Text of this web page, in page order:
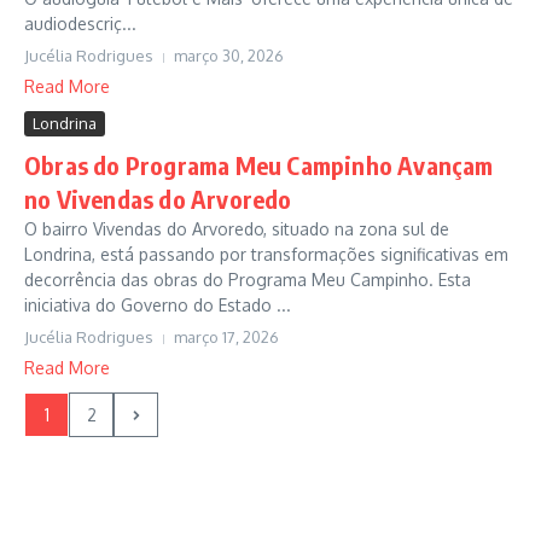
audiodescriç...
Jucélia Rodrigues março 30, 2026
Read More
Londrina
Obras do Programa Meu Campinho Avançam
no Vivendas do Arvoredo
O bairro Vivendas do Arvoredo, situado na zona sul de
Londrina, está passando por transformações significativas em
decorrência das obras do Programa Meu Campinho. Esta
iniciativa do Governo do Estado ...
Jucélia Rodrigues março 17, 2026
Read More
1 2